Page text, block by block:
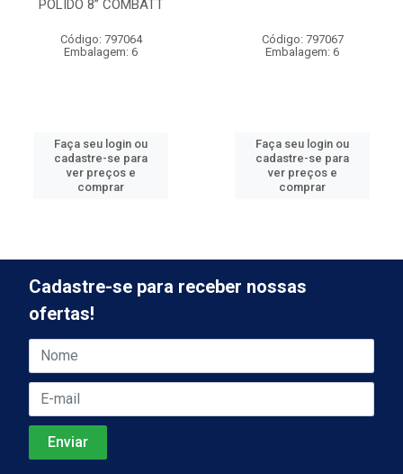
POLIDO 8” COMBATT
Código: 797064
Embalagem: 6
Faça seu login ou
cadastre-se para
ver preços e
comprar
Código: 797067
Embalagem: 6
Faça seu login ou
cadastre-se para
ver preços e
comprar
Cadastre-se para receber nossas
ofertas!